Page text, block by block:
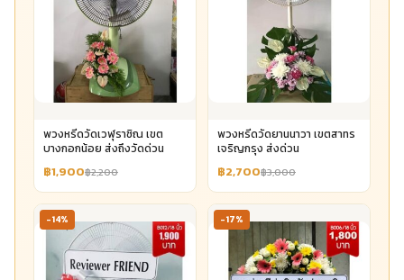
พวงหรีดวัดเวฬุราชิณ เขต
บางกอกน้อย ส่งถึงวัดด่วน
฿1,900฿2,200
พวงหรีดวัดยานนาวา เขตสาทร
เจริญกรุง ส่งด่วน
฿2,700฿3,000
-14% -17%